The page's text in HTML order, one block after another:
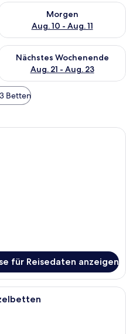
Nacht, Aug. 9 - Aug.
Morgen
Aug. 10 - Aug. 11
die Verfügbarkeit
Wochenende, Aug. 14
Nächstes Wochenende
Aug. 21 - Aug. 23
die Verfügbarkeit
Betten
Hotelzimmer mit einem großen
für Reisedaten anzeigen
Hotelzimmer mit zwei Betten,